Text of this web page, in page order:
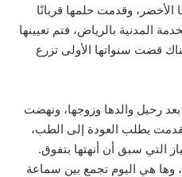
الأخضر، وقدمت حلمها قربانًا
المدنية بالرياض، فتم تعيينها
قضت سنواتها الأولى تزرع
رحيل والدها وزوجها، ونهضت
بطلب العودة إلى الطب،
التي سبق أن أنهتها بتفوق.
هي اليوم تجمع بين سماعة